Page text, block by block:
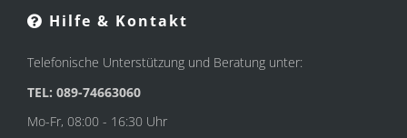
Hilfe & Kontakt
Telefonische Unterstützung und Beratung unter:
TEL: 089-74663060
Mo-Fr, 08:00 - 16:30 Uhr